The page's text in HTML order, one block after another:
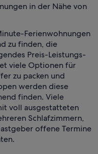
in der Nähe von
Ferienwohnungen
zu finden, die
Preis-Leistungs-
viele Optionen für
zu packen und
werden diese
finden. Viele
voll ausgestatteten
Schlafzimmern,
offene Termine